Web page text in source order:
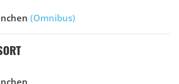
(Omnibus)